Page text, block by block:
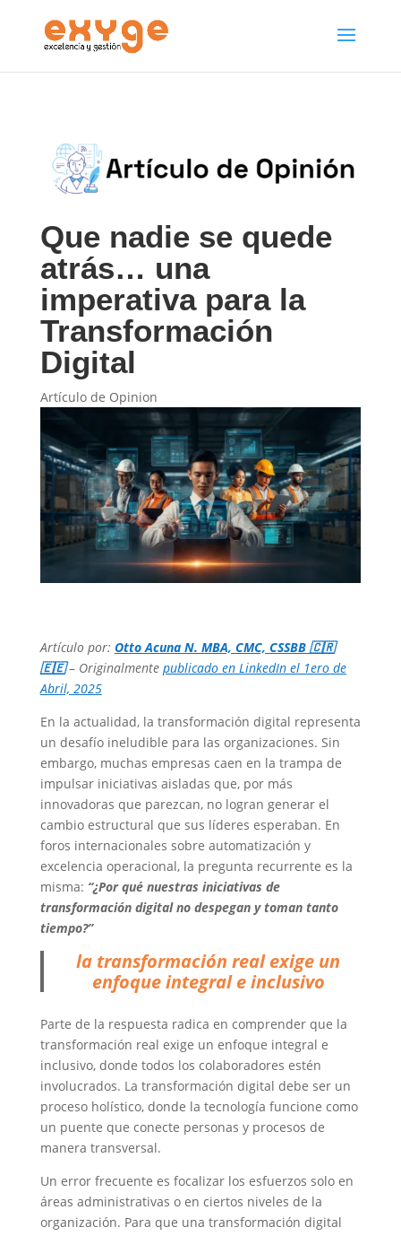
Que nadie se quede
atrás… una
imperativa para la
Transformación
Digital
Artículo de Opinion
Artículo por: Otto Acuna N. MBA, CMC, CSSBB 🇨🇷
🇪🇪– Originalmente publicado en LinkedIn el 1ero de
Abril, 2025
En la actualidad, la transformación digital representa
un desafío ineludible para las organizaciones. Sin
embargo, muchas empresas caen en la trampa de
impulsar iniciativas aisladas que, por más
innovadoras que parezcan, no logran generar el
cambio estructural que sus líderes esperaban. En
foros internacionales sobre automatización y
excelencia operacional, la pregunta recurrente es la
misma: “¿Por qué nuestras iniciativas de
transformación digital no despegan y toman tanto
tiempo?”
la transformación real exige un
enfoque integral e inclusivo
Parte de la respuesta radica en comprender que la
transformación real exige un enfoque integral e
inclusivo, donde todos los colaboradores estén
involucrados. La transformación digital debe ser un
proceso holístico, donde la tecnología funcione como
un puente que conecte personas y procesos de
manera transversal.
Un error frecuente es focalizar los esfuerzos solo en
áreas administrativas o en ciertos niveles de la
organización. Para que una transformación digital